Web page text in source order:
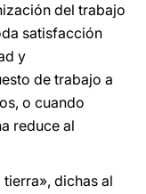
del trabajo
satisfacción
y
de trabajo a
o cuando
reduce al
dichas al